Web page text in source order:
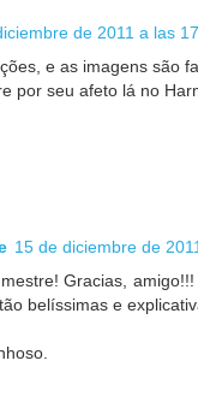
de 2011 a las
e as imagens são
por seu afeto lá no
15 de diciembre de
Gracias,
belíssimas e